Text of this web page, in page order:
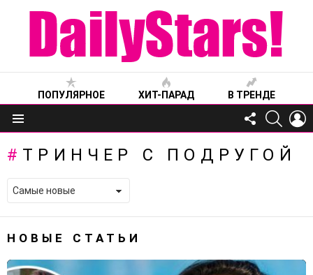
ПОПУЛЯРНОЕ ХИТ-ПАРАД В ТРЕНДЕ
Меню
FOLLOW
US
ТРИНЧЕР С ПОДРУГОЙ
НОВЫЕ СТАТЬИ